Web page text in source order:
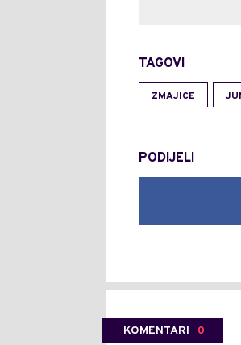
TAGOVI
ZMAJICE
PODIJELI
KOMENTARI 0